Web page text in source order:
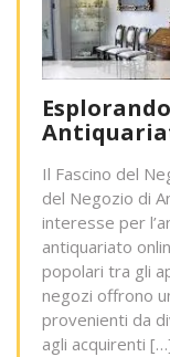
Il Fascino del
del Negozio di
interesse per
antiquariato
popolari tra gli
negozi offrono
provenienti da
agli acquirenti